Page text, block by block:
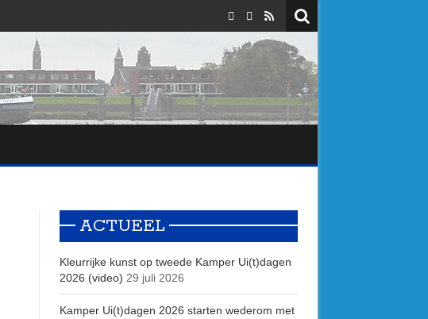
ACTUEEL
Kleurrijke kunst op tweede Kamper Ui(t)dagen
2026 (video) 29 juli 2026
Kamper Ui(t)dagen 2026 starten wederom met